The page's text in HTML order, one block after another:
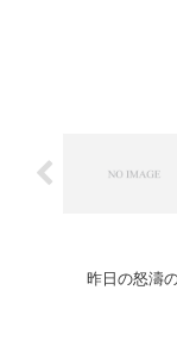
昨日の怒濤